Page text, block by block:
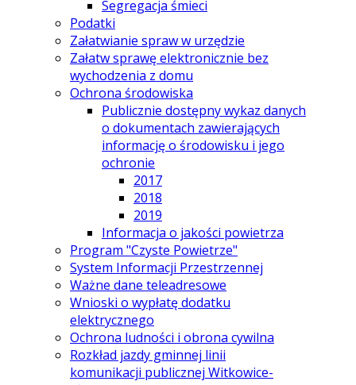
Segregacja śmieci
Podatki
Załatwianie spraw w urzędzie
Załatw sprawę elektronicznie bez
wychodzenia z domu
Ochrona środowiska
Publicznie dostępny wykaz danych
o dokumentach zawierających
informację o środowisku i jego
ochronie
2017
2018
2019
Informacja o jakości powietrza
Program "Czyste Powietrze"
System Informacji Przestrzennej
Ważne dane teleadresowe
Wnioski o wypłatę dodatku
elektrycznego
Ochrona ludności i obrona cywilna
Rozkład jazdy gminnej linii
komunikacji publicznej Witkowice-